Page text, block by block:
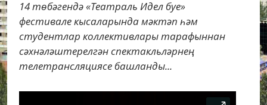
14 төбәгендә «Театраль Идел буе»
фестивале кысаларында мәктәп һәм
студентлар коллективлары тарафыннан
сәхнәләштерелгән спектакльләрнең
телетрансляциясе башланды...